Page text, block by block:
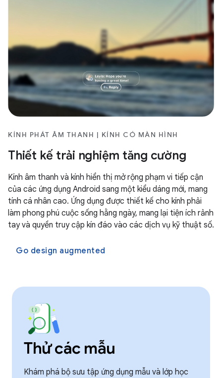
KÍNH PHÁT ÂM THANH | KÍNH CÓ MÀN HÌNH
Thiết kế trải nghiệm tăng cường
Kính âm thanh và kính hiển thị mở rộng phạm vi tiếp cận
của các ứng dụng Android sang một kiểu dáng mới, mang
tính cá nhân cao. Ứng dụng được thiết kế cho kính phải
làm phong phú cuộc sống hằng ngày, mang lại tiện ích rảnh
tay và quyền truy cập kín đáo vào các dịch vụ kỹ thuật số.
Go design augmented
Thử các mẫu
Khám phá bộ sưu tập ứng dụng mẫu và lớp học